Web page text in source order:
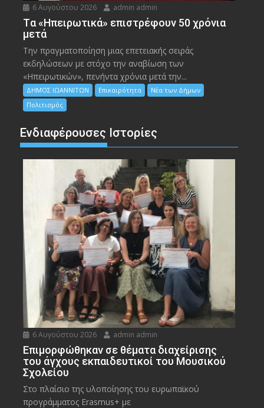
6 Αυγούστου 2026 admin admin
Tα «Ηπειρωτικά» επιστρέφουν 50 χρόνια
μετά
Την πραγματοποίηση μιας επετειακής σειράς
εκδηλώσεων με στόχο την αναβίωση των
«Ηπειρωτικών», πενήντα χρόνια μετά την...
ΔΗΜΟΣ ΙΩΑΝΝΙΤΩΝ Επικαιρότητα
Νέα των Δήμων
Πολιτισμός
Ενδιαφέρουσες Ιστορίες
6 Αυγούστου 2026 admin admin
Eπιμορφώθηκαν σε θέματα διαχείρισης
του άγχους εκπαιδευτικοί του Μουσικού
Σχολείου
Στο πλαίσιο της υλοποίησης του ευρωπαϊκού
προγράμματος Erasmus+ με